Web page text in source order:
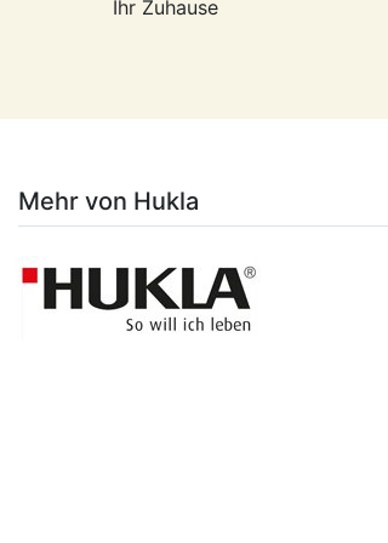
Ihr Zuhause
Mehr von Hukla